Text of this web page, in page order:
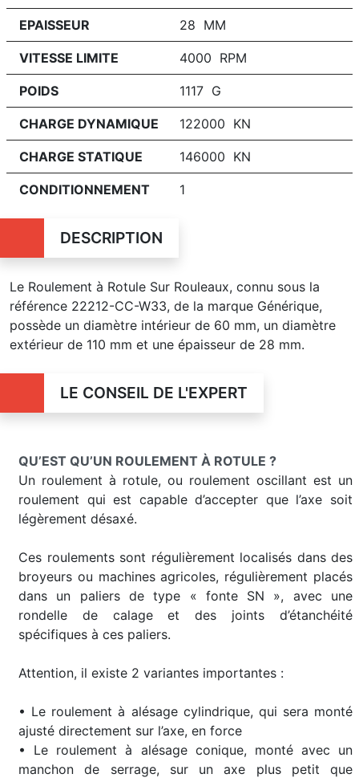
EPAISSEUR 28 MM
VITESSE LIMITE 4000 RPM
POIDS 1117 G
CHARGE DYNAMIQUE 122000 KN
CHARGE STATIQUE 146000 KN
CONDITIONNEMENT 1
DESCRIPTION
Le Roulement à Rotule Sur Rouleaux, connu sous la
référence 22212-CC-W33, de la marque Générique,
possède un diamètre intérieur de 60 mm, un diamètre
extérieur de 110 mm et une épaisseur de 28 mm.
LE CONSEIL DE L'EXPERT
QU’EST QU’UN ROULEMENT À ROTULE ?
Un roulement à rotule, ou roulement oscillant est un
roulement qui est capable d’accepter que l’axe soit
légèrement désaxé.
Ces roulements sont régulièrement localisés dans des
broyeurs ou machines agricoles, régulièrement placés
dans un paliers de type « fonte SN », avec une
rondelle de calage et des joints d’étanchéité
spécifiques à ces paliers.
Attention, il existe 2 variantes importantes :
• Le roulement à alésage cylindrique, qui sera monté
ajusté directement sur l’axe, en force
• Le roulement à alésage conique, monté avec un
manchon de serrage, sur un axe plus petit que